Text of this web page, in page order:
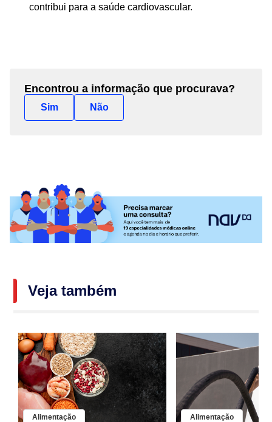
contribui para a saúde cardiovascular.
Encontrou a informação que procurava?
Sim Não
Veja também
Alimentação Alimentação